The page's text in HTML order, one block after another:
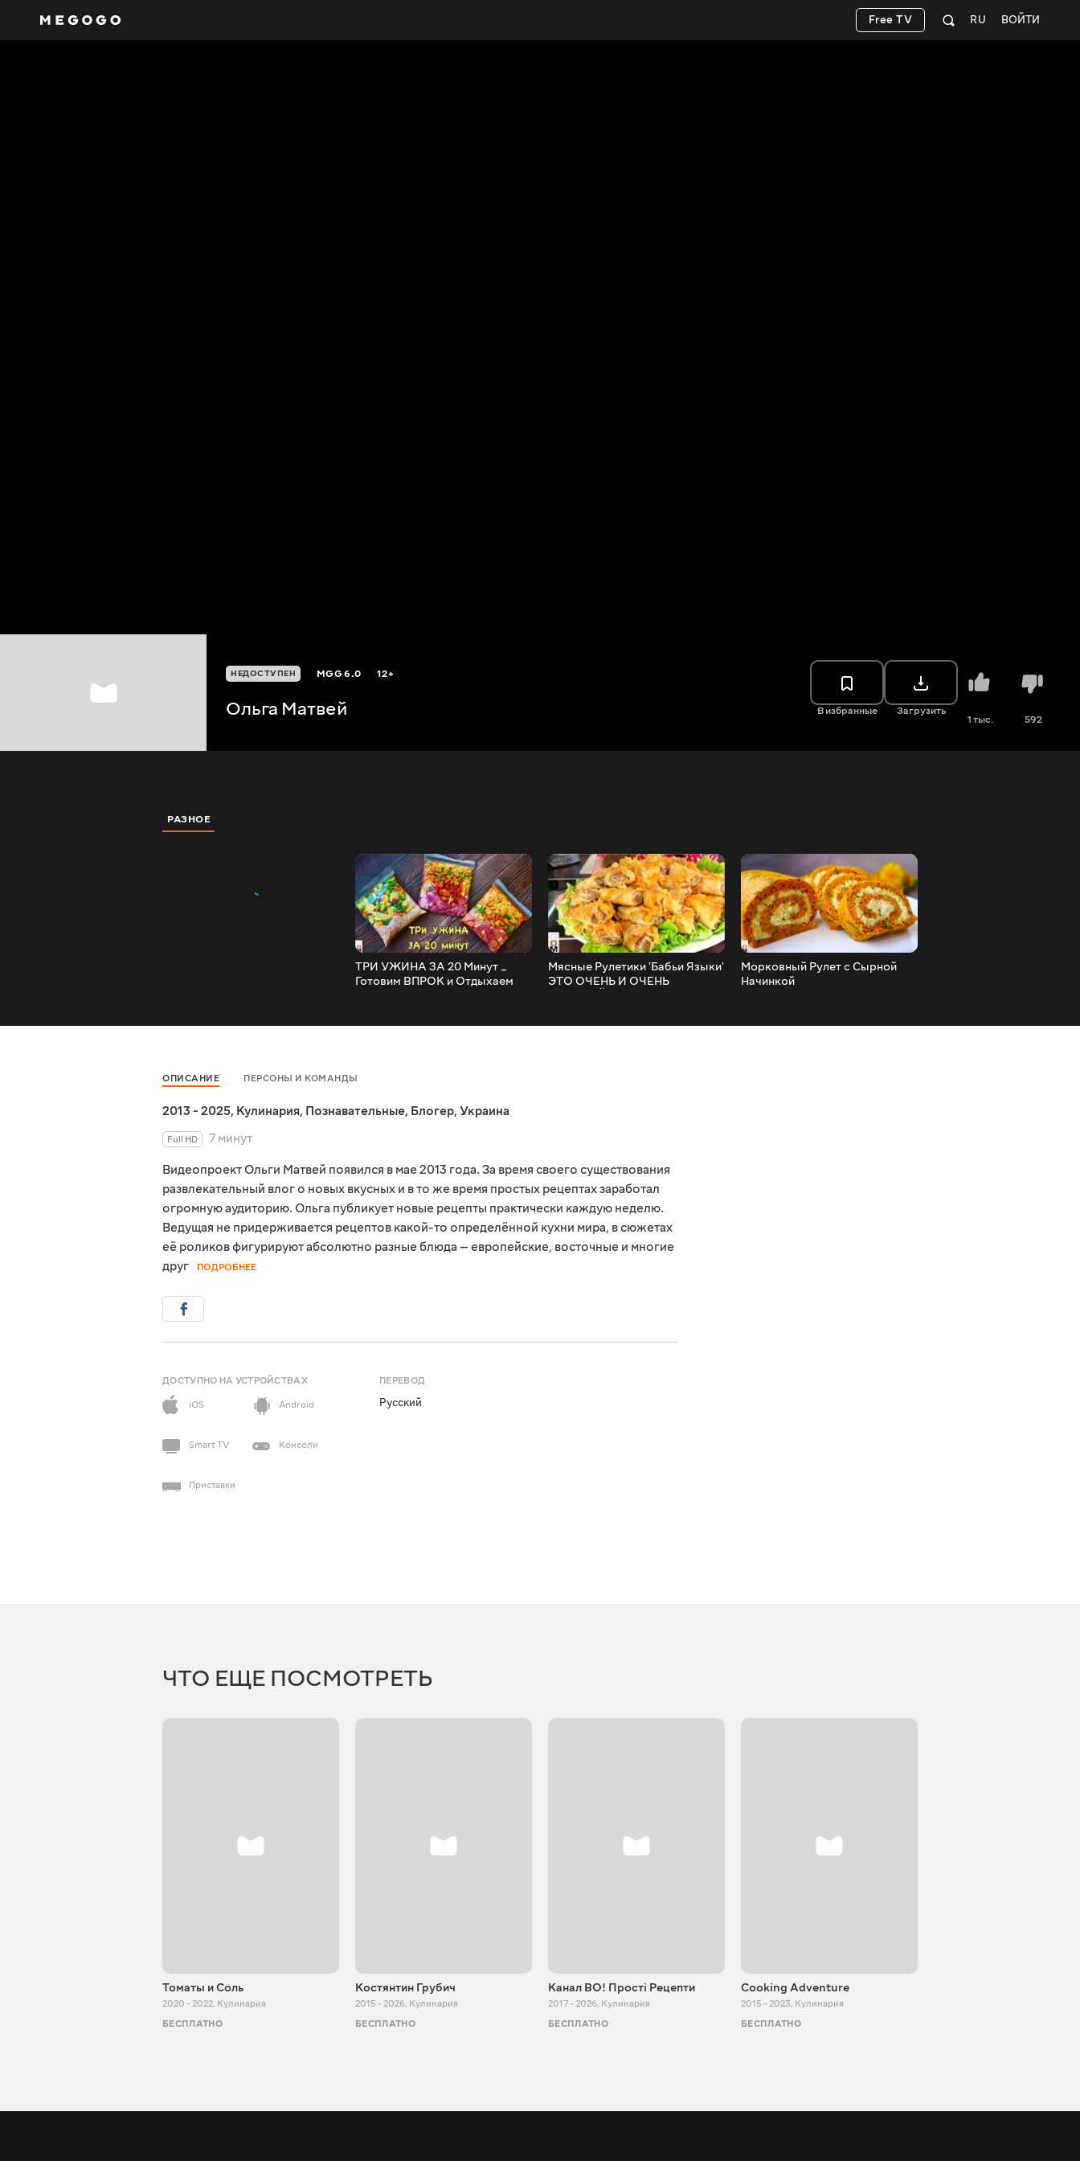
ВОЙТИ
RU
Free TV
НЕДОСТУПЕН MGG6.0 12+
Ольга Матвей В избранные Загрузить
1 тыс. 592
РАЗНОЕ
ТРИ УЖИНА ЗА 20 Минут _
Готовим ВПРОК и Отдыхаем
Мясные Рулетики 'Бабьи Языки'
ЭТО ОЧЕНЬ И ОЧЕНЬ
Морковный Рулет с Сырной
Начинкой
ОПИСАНИЕ ПЕРСОНЫ И КОМАНДЫ
2013 - 2025, Кулинария, Познавательные, Блогер, Украина
Full HD
7 минут
Видеопроект Ольги Матвей появился в мае 2013 года. За время своего существования
развлекательный влог о новых вкусных и в то же время простых рецептах заработал
огромную аудиторию. Ольга публикует новые рецепты практически каждую неделю.
Ведущая не придерживается рецептов какой-то определённой кухни мира, в сюжетах
её роликов фигурируют абсолютно разные блюда — европейские, восточные и многие
друг
ПОДРОБНЕЕ
ДОСТУПНО НА УСТРОЙСТВАХ
iOS
Android
Smart TV Консоли
Приставки
ПЕРЕВОД
Русский
ЧТО ЕЩЕ ПОСМОТРЕТЬ
Томаты и Соль
2020 - 2022, Кулинария
БЕСПЛАТНО
Костянтин Грубич
2015 - 2026, Кулинария
БЕСПЛАТНО
Канал ВО! Прості Рецепти
2017 - 2026, Кулинария
БЕСПЛАТНО
Cooking Adventure
2015 - 2023, Кулинария
БЕСПЛАТНО